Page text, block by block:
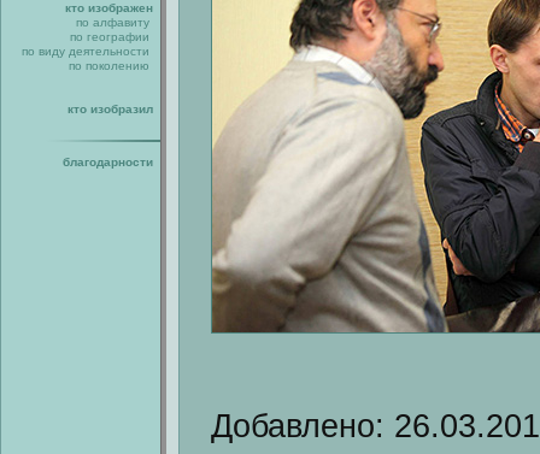
кто изображен
по алфавиту
по географии
по виду деятельности
по поколению
кто изобразил
благодарности
Добавлено: